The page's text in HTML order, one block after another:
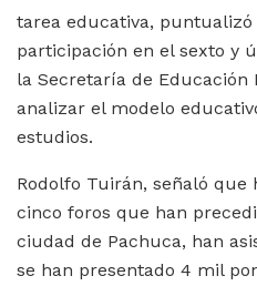
tarea educativa,
participación en el sexto y
la Secretaría de Educación
analizar el modelo
estudios.
Rodolfo Tuirán, señaló que
cinco foros que han
ciudad de Pachuca, han
se han presentado 4 mil